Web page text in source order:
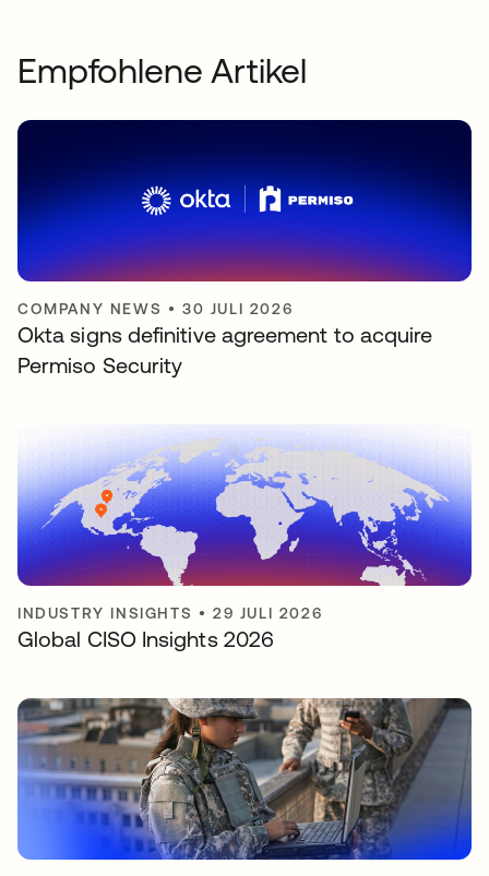
Empfohlene Artikel
COMPANY NEWS •30 JULI 2026
Okta signs definitive agreement to acquire
Permiso Security
INDUSTRY INSIGHTS •29 JULI 2026
Global CISO Insights 2026